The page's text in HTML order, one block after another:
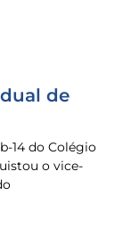
de
14 do Colégio
o vice-